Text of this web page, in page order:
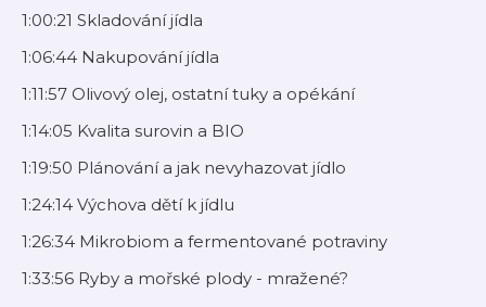
1:00:21 Skladování jídla
1:06:44 Nakupování jídla
1:11:57 Olivový olej, ostatní tuky a opékání
1:14:05 Kvalita surovin a BIO
1:19:50 Plánování a jak nevyhazovat jídlo
1:24:14 Výchova dětí k jídlu
1:26:34 Mikrobiom a fermentované potraviny
1:33:56 Ryby a mořské plody - mražené?